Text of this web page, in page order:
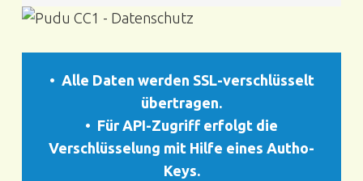
• Alle Daten werden SSL-verschlüsselt
übertragen.
• Für API-Zugriff erfolgt die
Verschlüsselung mit Hilfe eines Autho-
Keys.